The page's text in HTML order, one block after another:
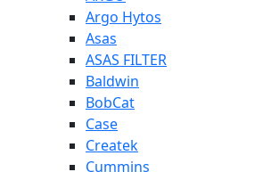
Argo Hytos
Asas
ASAS FILTER
Baldwin
BobCat
Case
Createk
Cummins